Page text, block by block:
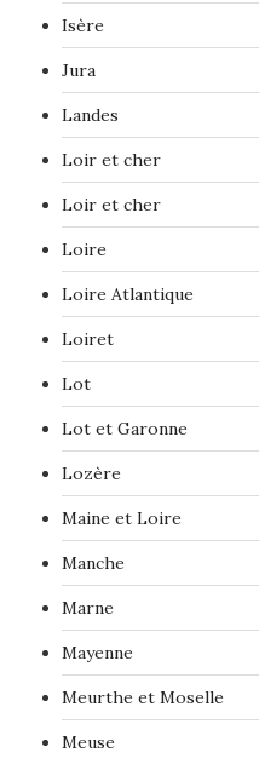
Isère
Jura
Landes
Loir et cher
Loir et cher
Loire
Loire Atlantique
Loiret
Lot
Lot et Garonne
Lozère
Maine et Loire
Manche
Marne
Mayenne
Meurthe et Moselle
Meuse